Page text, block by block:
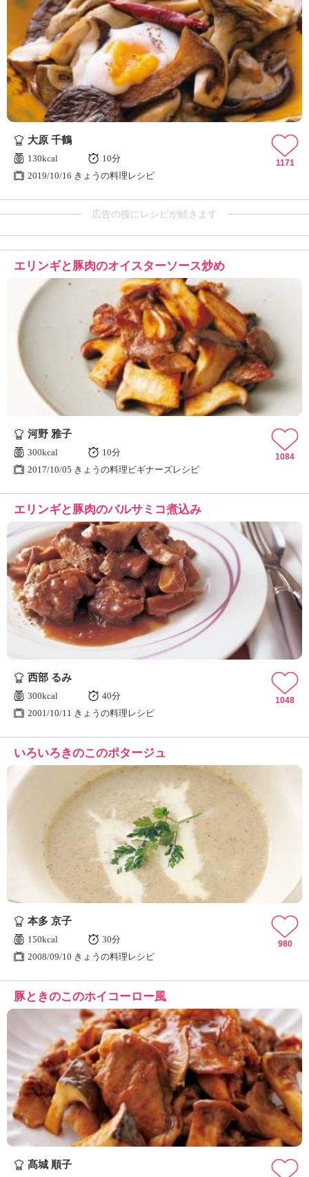
大原 千鶴
130kcal
10分
2019/10/16 きょうの料理レシピ
1171
広告の後にレシピが続きます
エリンギと豚肉のオイスターソース炒め
河野 雅子
300kcal
10分
2017/10/05 きょうの料理ビギナーズレシピ
1084
エリンギと豚肉のバルサミコ煮込み
西部 るみ
300kcal
40分
2001/10/11 きょうの料理レシピ
1048
いろいろきのこのポタージュ
本多 京子
150kcal
30分
2008/09/10 きょうの料理レシピ
980
豚ときのこのホイコーロー風
髙城 順子